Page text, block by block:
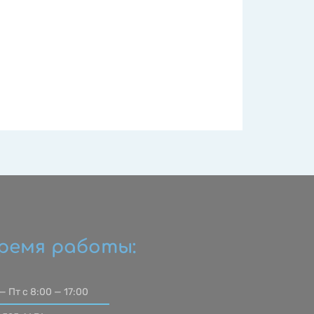
работы:
Пт с 8:00 — 17:00